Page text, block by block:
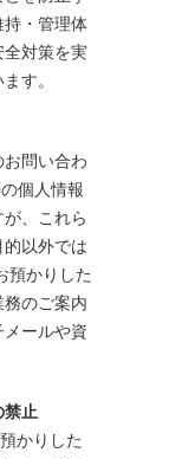
持・管理体
全対策を実
す。
問い合わ
個人情報
、これら
以外では
預かりした
のご案内
ールや資
禁止
かりした